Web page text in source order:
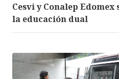
Cesvi y Conalep
la educación dual